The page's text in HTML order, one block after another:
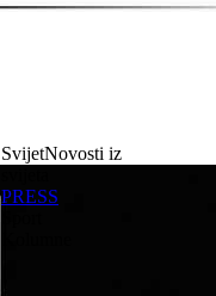
SvijetNovosti iz
PRESS